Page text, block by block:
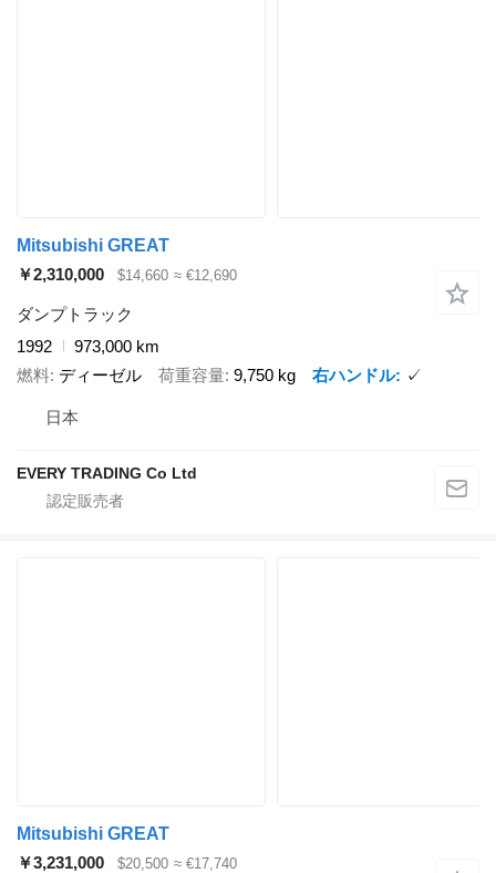
Mitsubishi GREAT
￥2,310,000
$14,660 ≈ €12,690
ダンプトラック
1992
973,000 km
燃料 ディーゼル 荷重容量 9,750 kg 右ハンドル ✓
日本
EVERY TRADING Co Ltd
Mitsubishi GREAT
￥3,231,000
$20,500 ≈ €17,740